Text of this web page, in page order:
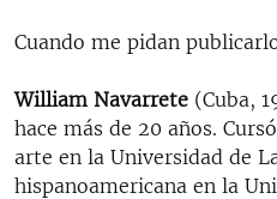
Cuando me pidan
William Navarrete (Cuba,
hace más de 20 años.
arte en la Universidad de
hispanoamericana en la